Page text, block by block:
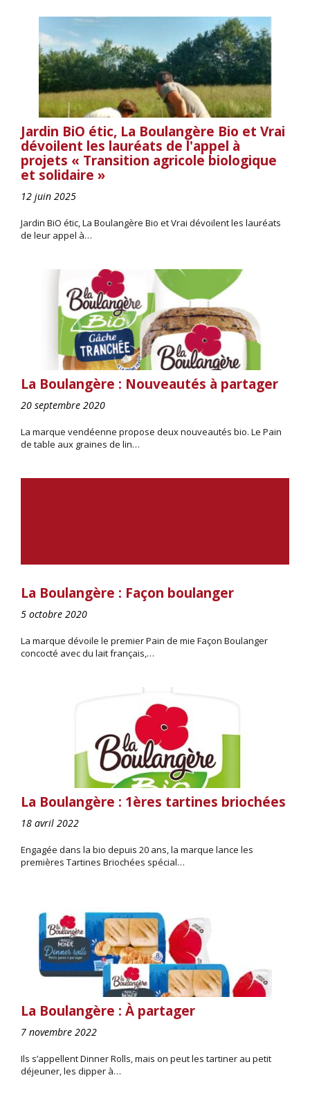
Jardin BiO étic, La Boulangère Bio et Vrai
dévoilent les lauréats de l'appel à
projets « Transition agricole biologique
et solidaire »
12 juin 2025
Jardin BiO étic, La Boulangère Bio et Vrai dévoilent les lauréats
de leur appel à…
La Boulangère : Nouveautés à partager
20 septembre 2020
La marque vendéenne propose deux nouveautés bio. Le Pain
de table aux graines de lin…
La Boulangère : Façon boulanger
5 octobre 2020
La marque dévoile le premier Pain de mie Façon Boulanger
concocté avec du lait français,…
La Boulangère : 1ères tartines briochées
18 avril 2022
Engagée dans la bio depuis 20 ans, la marque lance les
premières Tartines Briochées spécial…
La Boulangère : À partager
7 novembre 2022
Ils s’appellent Dinner Rolls, mais on peut les tartiner au petit
déjeuner, les dipper à…